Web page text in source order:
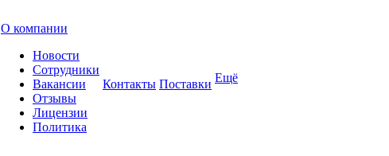
О компании
Новости
Сотрудники
Вакансии
Отзывы
Лицензии
Политика
Контакты Поставки Ещё